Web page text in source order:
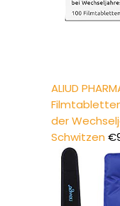
ALIUD
der
Schwitzen €